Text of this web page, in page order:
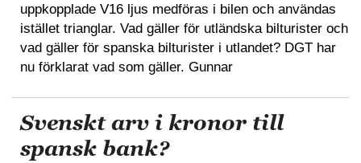
uppkopplade V16 ljus medföras i bilen och användas
istället trianglar. Vad gäller för utländska bilturister och
vad gäller för spanska bilturister i utlandet? DGT har
nu förklarat vad som gäller. Gunnar
Svenskt arv i kronor till
spansk bank?